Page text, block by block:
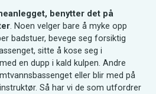
benytter det på
. Noen velger bare å myke opp
badstuer, bevege seg forsiktig
sitte å kose seg i
en dupp i kald kulpen. Andre
eller blir med på
Så har vi de som utfordrer